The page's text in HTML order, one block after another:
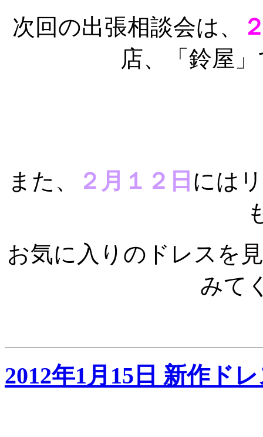
次回の出張相談会は、
店、「鈴屋
また、 ２月１２日 には
お気に入りのドレスを
みて
2012年1月15日 新作ド